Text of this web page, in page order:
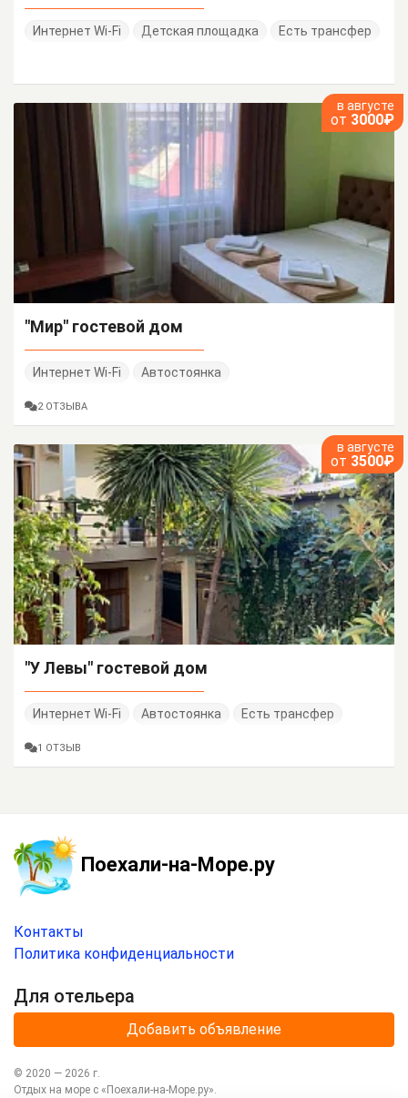
Интернет Wi-Fi Детская площадка Есть трансфер
в августе
от 3000₽
"Мир" гостевой дом
Интернет Wi-Fi Автостоянка
2 ОТЗЫВА
в августе
от 3500₽
"У Левы" гостевой дом
Интернет Wi-Fi Автостоянка Есть трансфер
1 ОТЗЫВ
Поехали-на-Море.ру
Контакты
Политика конфиденциальности
Для отельера
Добавить объявление
© 2020 — 2026 г.
Отдых на море с «Поехали-на-Море.ру».